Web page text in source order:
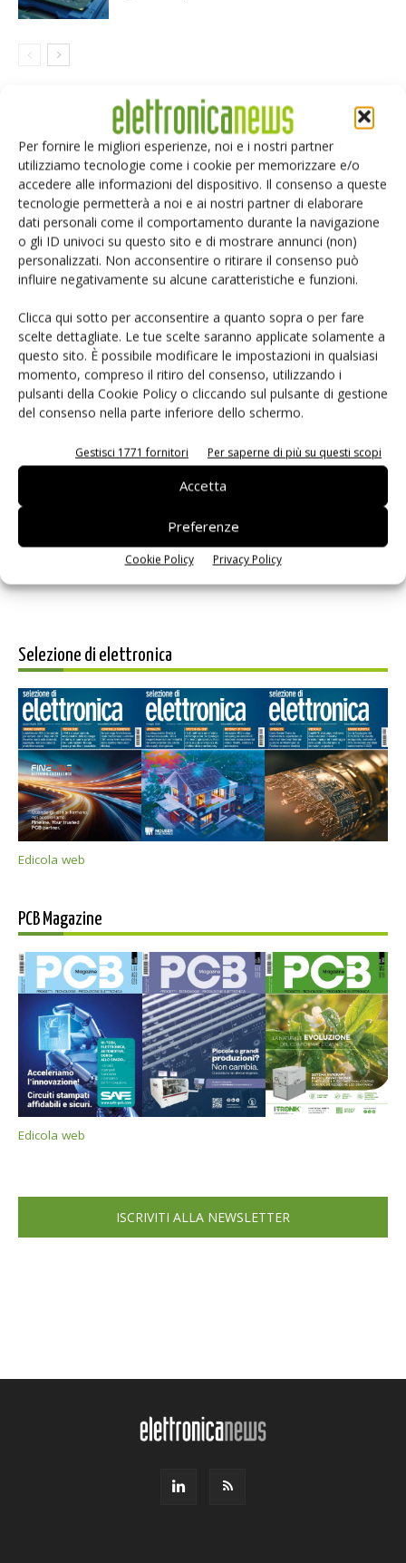
Per fornire le migliori esperienze, noi e i nostri partner
utilizziamo tecnologie come i cookie per memorizzare e/o
accedere alle informazioni del dispositivo. Il consenso a queste
tecnologie permetterà a noi e ai nostri partner di elaborare
dati personali come il comportamento durante la navigazione
o gli ID univoci su questo sito e di mostrare annunci (non)
personalizzati. Non acconsentire o ritirare il consenso può
influire negativamente su alcune caratteristiche e funzioni.
Clicca qui sotto per acconsentire a quanto sopra o per fare
scelte dettagliate. Le tue scelte saranno applicate solamente a
questo sito. È possibile modificare le impostazioni in qualsiasi
momento, compreso il ritiro del consenso, utilizzando i
pulsanti della Cookie Policy o cliccando sul pulsante di gestione
del consenso nella parte inferiore dello schermo.
Gestisci 1771 fornitori Per saperne di più su questi scopi
Accetta
Preferenze
Cookie Policy Privacy Policy
LASCIA UN COMMENTO
Salva il mio nome, email e sito web in questo browser per i
Selezione di elettronica
Edicola web
PCB Magazine
Edicola web
ISCRIVITI ALLA NEWSLETTER